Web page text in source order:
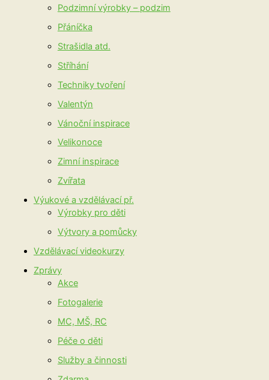
Podzimní výrobky – podzim
Přáníčka
Strašidla atd.
Stříhání
Techniky tvoření
Valentýn
Vánoční inspirace
Velikonoce
Zimní inspirace
Zvířata
Výukové a vzdělávací př.
Výrobky pro děti
Výtvory a pomůcky
Vzdělávací videokurzy
Zprávy
Akce
Fotogalerie
MC, MŠ, RC
Péče o děti
Služby a činnosti